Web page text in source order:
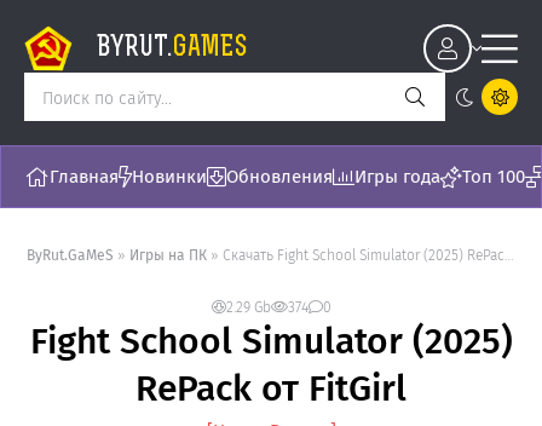
BYRUT.GAMES
Главная Новинки Обновления Игры года Топ 100
ByRut.GaMeS » Игры на ПК » Скачать Fight School Simulator (2025) RePack от FitGirl - торрент последняя версия []
2.29 Gb 374 0
Fight School Simulator (2025)
RePack от FitGirl